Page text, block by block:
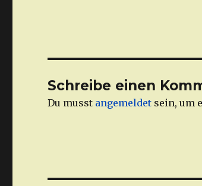
Schreibe einen
Du musst angemeldet sein, um